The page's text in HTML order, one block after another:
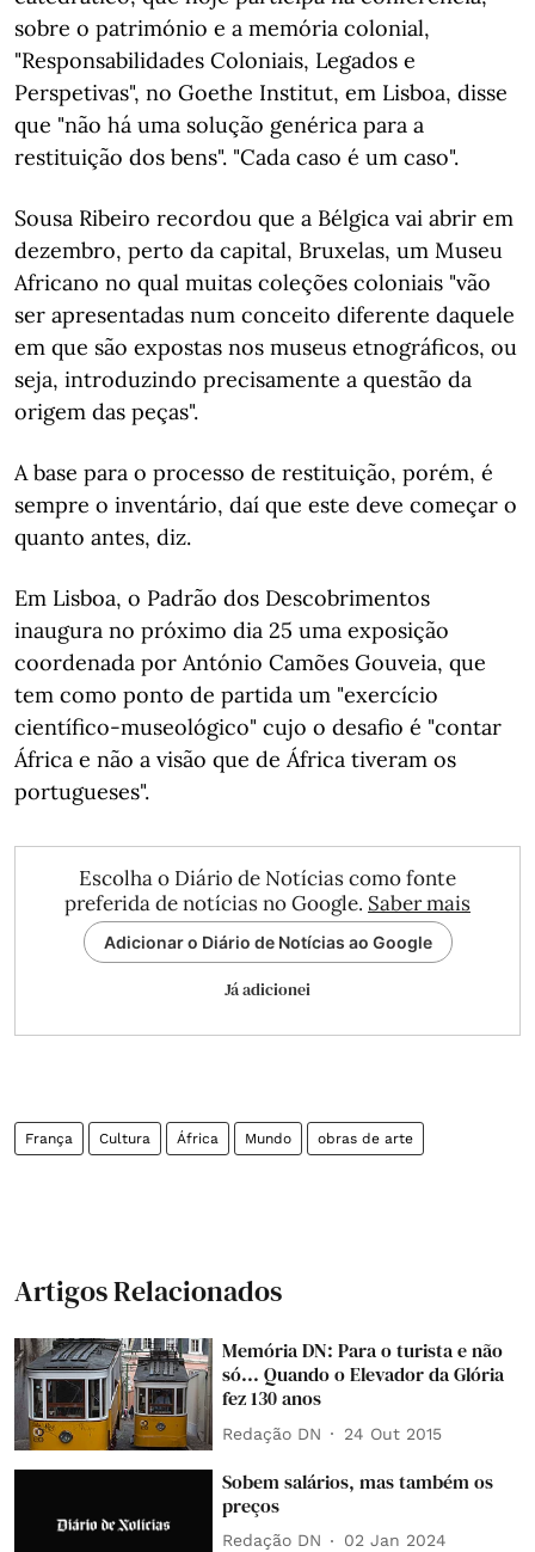
sobre o património e a memória colonial,
"Responsabilidades Coloniais, Legados e
Perspetivas", no Goethe Institut, em Lisboa, disse
que "não há uma solução genérica para a
restituição dos bens". "Cada caso é um caso".
Sousa Ribeiro recordou que a Bélgica vai abrir em
dezembro, perto da capital, Bruxelas, um Museu
Africano no qual muitas coleções coloniais "vão
ser apresentadas num conceito diferente daquele
em que são expostas nos museus etnográficos, ou
seja, introduzindo precisamente a questão da
origem das peças".
A base para o processo de restituição, porém, é
sempre o inventário, daí que este deve começar o
quanto antes, diz.
Em Lisboa, o Padrão dos Descobrimentos
inaugura no próximo dia 25 uma exposição
coordenada por António Camões Gouveia, que
tem como ponto de partida um "exercício
científico-museológico" cujo o desafio é "contar
África e não a visão que de África tiveram os
portugueses".
Escolha o Diário de Notícias como fonte
preferida de notícias no Google. Saber mais
Adicionar o Diário de Notícias ao Google
Já adicionei
França Cultura África Mundo obras de arte
Artigos Relacionados
Memória DN: Para o turista e não
só... Quando o Elevador da Glória
fez 130 anos
Redação DN 24 Out 2015
Sobem salários, mas também os
preços
Redação DN 02 Jan 2024